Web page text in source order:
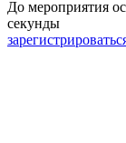
До мероприятия
секунды